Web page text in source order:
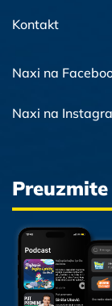
Kontakt
Naxi na
Naxi na